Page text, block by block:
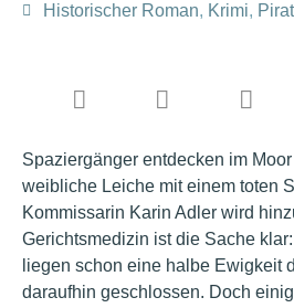
Historischer Roman, Krimi,
Spaziergänger entdecken im
weibliche Leiche mit einem toten
Kommissarin Karin Adler wird
Gerichtsmedizin ist die Sache
liegen schon eine halbe Ewigkeit
daraufhin geschlossen. Doch